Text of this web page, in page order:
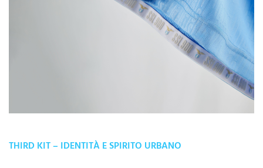
THIRD KIT – IDENTITÀ E SPIRITO URBANO